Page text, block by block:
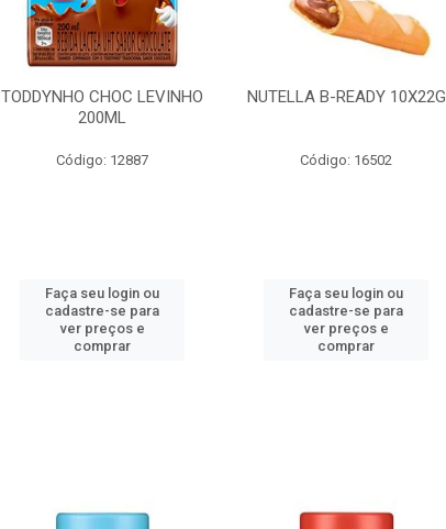
TODDYNHO CHOC LEVINHO
200ML
Código: 12887
Faça seu login ou
cadastre-se para
ver preços e
comprar
NUTELLA B-READY 10X22G
Código: 16502
Faça seu login ou
cadastre-se para
ver preços e
comprar